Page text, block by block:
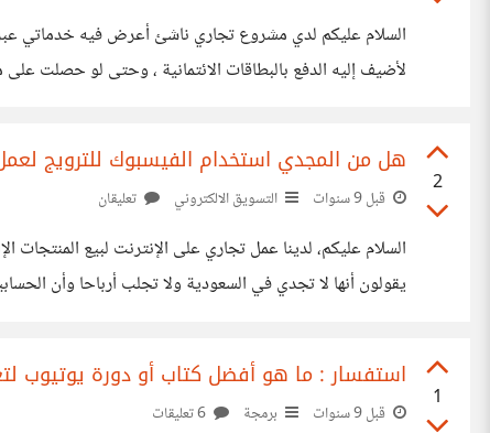
السلام عليكم لدي مشروع تجاري ناشئ أعرض فيه خدماتي عبر
لأضيف إليه الدفع بالبطاقات الائتمانية ، وحتى لو حصلت
2
هل من المجدي استخدام الفيسبوك للترويج
قبل 9 سنوات التسويق الالكتروني تعليقان
السلام عليكم، لدينا عمل تجاري على الإنترنت لبيع
يقولون أنها لا تجدي في السعودية ولا تجلب أرباحا وأن
1
استفسار : ما هو أفضل كتاب أو دورة
قبل 9 سنوات برمجة